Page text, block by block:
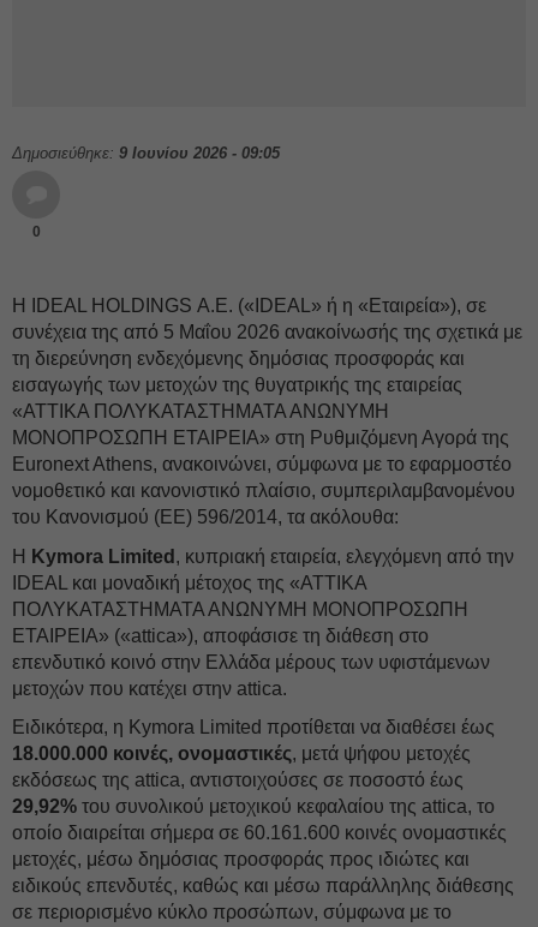
Δημοσιεύθηκε: 9 Ιουνίου 2026 - 09:05
0
Η IDEAL HOLDINGS Α.Ε. («IDEAL» ή η «Εταιρεία»), σε
συνέχεια της από 5 Μαΐου 2026 ανακοίνωσής της σχετικά με
τη διερεύνηση ενδεχόμενης δημόσιας προσφοράς και
εισαγωγής των μετοχών της θυγατρικής της εταιρείας
«ΑΤΤΙΚΑ ΠΟΛΥΚΑΤΑΣΤΗΜΑΤΑ ΑΝΩΝΥΜΗ
ΜΟΝΟΠΡΟΣΩΠΗ ΕΤΑΙΡΕΙΑ» στη Ρυθμιζόμενη Αγορά της
Euronext Athens, ανακοινώνει, σύμφωνα με το εφαρμοστέο
νομοθετικό και κανονιστικό πλαίσιο, συμπεριλαμβανομένου
του Κανονισμού (ΕΕ) 596/2014, τα ακόλουθα:
Η Kymora Limited , κυπριακή εταιρεία, ελεγχόμενη από την
IDEAL και μοναδική μέτοχος της «ΑΤΤΙΚΑ
ΠΟΛΥΚΑΤΑΣΤΗΜΑΤΑ ΑΝΩΝΥΜΗ ΜΟΝΟΠΡΟΣΩΠΗ
ΕΤΑΙΡΕΙΑ» («attica»), αποφάσισε τη διάθεση στο
επενδυτικό κοινό στην Ελλάδα μέρους των υφιστάμενων
μετοχών που κατέχει στην attica.
Ειδικότερα, η Kymora Limited προτίθεται να διαθέσει έως
18.000.000 κοινές, ονομαστικές, μετά ψήφου μετοχές
εκδόσεως της attica, αντιστοιχούσες σε ποσοστό έως
29,92% του συνολικού μετοχικού κεφαλαίου της attica, το
οποίο διαιρείται σήμερα σε 60.161.600 κοινές ονομαστικές
μετοχές, μέσω δημόσιας προσφοράς προς ιδιώτες και
ειδικούς επενδυτές, καθώς και μέσω παράλληλης διάθεσης
σε περιορισμένο κύκλο προσώπων, σύμφωνα με το